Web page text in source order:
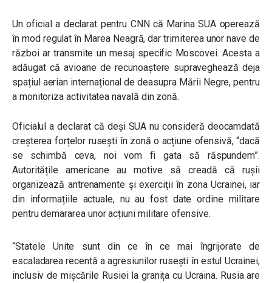
Un oficial a declarat pentru CNN că Marina SUA operează
în mod regulat în Marea Neagră, dar trimiterea unor nave de
război ar transmite un mesaj specific Moscovei. Acesta a
adăugat că avioane de recunoaștere supraveghează deja
spațiul aerian internațional de deasupra Mării Negre, pentru
a monitoriza activitatea navală din zonă.
Oficialul a declarat că deși SUA nu consideră deocamdată
creșterea forțelor rusești în zonă o acțiune ofensivă, “dacă
se schimbă ceva, noi vom fi gata să răspundem”.
Autoritățile americane au motive să creadă că rușii
organizează antrenamente și exerciții în zona Ucrainei, iar
din informațiile actuale, nu au fost date ordine militare
pentru demararea unor acțiuni militare ofensive.
“Statele Unite sunt din ce în ce mai îngrijorate de
escaladarea recentă a agresiunilor rusești în estul Ucrainei,
inclusiv de mișcările Rusiei la granița cu Ucraina. Rusia are